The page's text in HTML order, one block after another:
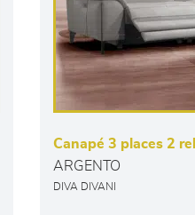
Canapé 3 places 2
ARGENTO
DIVA DIVANI